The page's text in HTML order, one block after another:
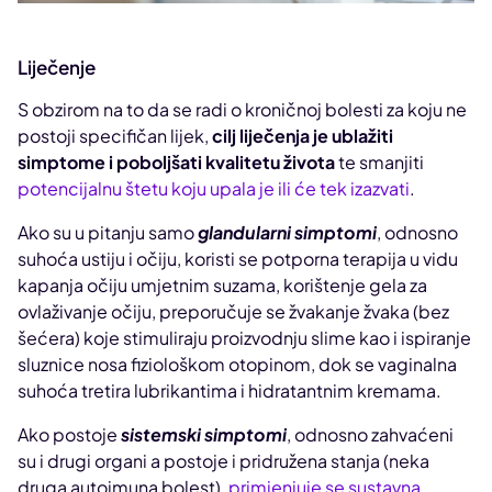
Liječenje
S obzirom na to da se radi o kroničnoj bolesti za koju ne
postoji specifičan lijek,cilj liječenja je ublažiti
simptome i poboljšati kvalitetu životate smanjiti
potencijalnu štetu koju upala je ili će tek izazvati.
Ako su u pitanju samoglandularni simptomi, odnosno
suhoća ustiju i očiju, koristi se potporna terapija u vidu
kapanja očiju umjetnim suzama, korištenje gela za
ovlaživanje očiju, preporučuje se žvakanje žvaka (bez
šećera) koje stimuliraju proizvodnju slime kao i ispiranje
sluznice nosa fiziološkom otopinom, dok se vaginalna
suhoća tretira lubrikantima i hidratantnim kremama.
Ako postojesistemski simptomi, odnosno zahvaćeni
su i drugi organi a postoje i pridružena stanja (neka